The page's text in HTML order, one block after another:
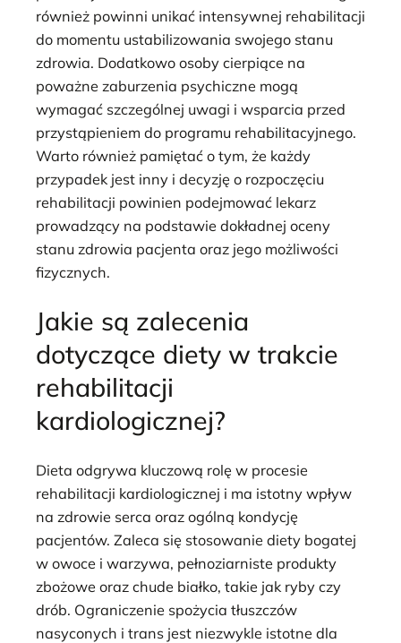
również powinni unikać intensywnej rehabilitacji
do momentu ustabilizowania swojego stanu
zdrowia. Dodatkowo osoby cierpiące na
poważne zaburzenia psychiczne mogą
wymagać szczególnej uwagi i wsparcia przed
przystąpieniem do programu rehabilitacyjnego.
Warto również pamiętać o tym, że każdy
przypadek jest inny i decyzję o rozpoczęciu
rehabilitacji powinien podejmować lekarz
prowadzący na podstawie dokładnej oceny
stanu zdrowia pacjenta oraz jego możliwości
fizycznych.
Jakie są zalecenia
dotyczące diety w trakcie
rehabilitacji
kardiologicznej?
Dieta odgrywa kluczową rolę w procesie
rehabilitacji kardiologicznej i ma istotny wpływ
na zdrowie serca oraz ogólną kondycję
pacjentów. Zaleca się stosowanie diety bogatej
w owoce i warzywa, pełnoziarniste produkty
zbożowe oraz chude białko, takie jak ryby czy
drób. Ograniczenie spożycia tłuszczów
nasyconych i trans jest niezwykle istotne dla